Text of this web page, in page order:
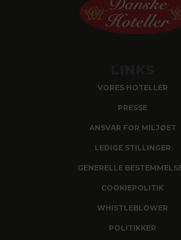
VORES HOTELLER
PRESSE
ANSVAR FOR MILJØET
LEDIGE STILLINGER
GENERELLE
COOKIEPOLITIK
WHISTLEBLOWER
POLITIKKER